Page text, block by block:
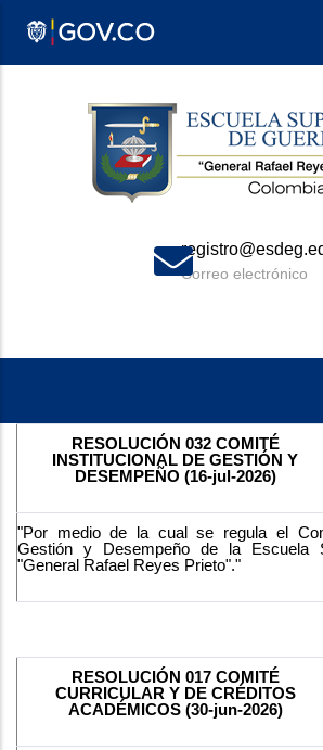
Correo electrónico
RESOLUCIÓN 032 COMITÉ
INSTITUCIONAL DE GESTIÓN Y
DESEMPEÑO (16-jul-2026)
"Por medio de la cual se regula el
Gestión y Desempeño de la Escuela
"General Rafael Reyes Prieto"."
RESOLUCIÓN 017 COMITÉ
CURRICULAR Y DE CRÉDITOS
ACADÉMICOS (30-jun-2026)